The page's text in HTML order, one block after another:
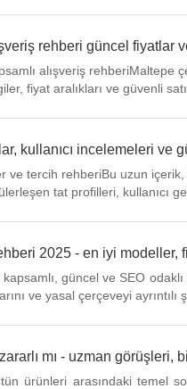
rehberi güncel fiyatlar
alışveriş
fiyat aralıkları ve güvenli
kullanıcı incelemeleri ve
ve tercih rehberiBu uzun
tat profilleri, kullanıcı
2025 - en iyi modeller,
güncel ve SEO
ve yasal çerçeveyi ayrıntılı
mı - uzman görüşleri,
ürünleri arasındaki temel